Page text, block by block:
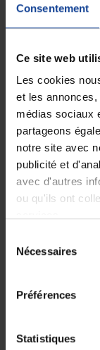
Consentement
Ce site web
Les cookies
et les
médias sociaux
partageons
notre site avec
publicité et
avec d'autres
ou qu'ils ont
Nécessaires
Préférences
Statistiques
Caractéristiques :
Certifié Bio
Vertus :
Plongez dans les
pour ses
hypoallergénique
même aux peaux
L'extrait d'Argan
protecteur pour
une expérience de
(Thermal Water),